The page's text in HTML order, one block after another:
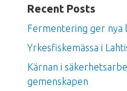
Recent Posts
Fermentering ger nya
Yrkesfiskemässa i
Kärnan i
gemenskapen